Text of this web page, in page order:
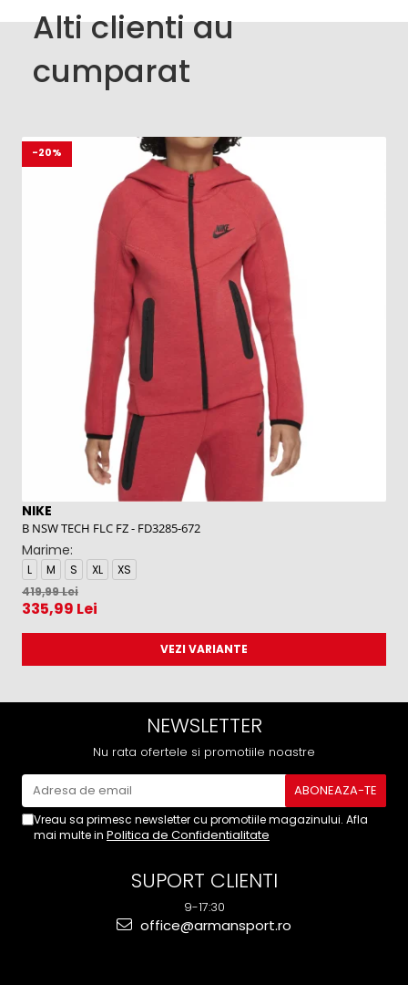
Alti clienti au
cumparat
-20%
NIKE
B NSW TECH FLC FZ - FD3285-672
Marime:
L M S XL
XS
419,99 Lei
335,99 Lei
VEZI VARIANTE
NEWSLETTER
Nu rata ofertele si promotiile noastre
Vreau sa primesc newsletter cu promotiile magazinului. Afla
mai multe in Politica de Confidentialitate
SUPORT CLIENTI
9-17:30
office@armansport.ro